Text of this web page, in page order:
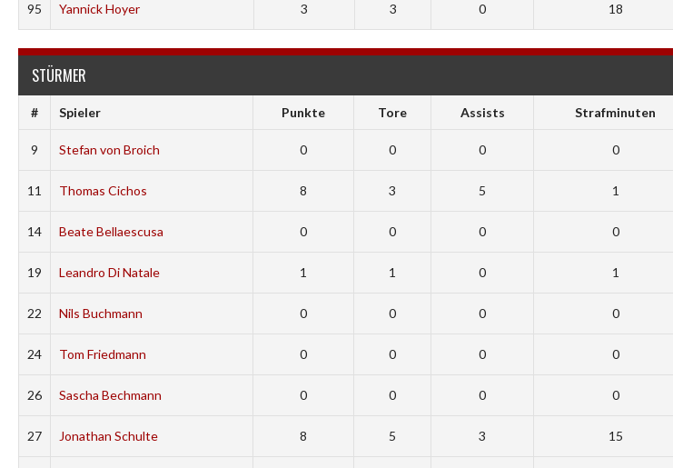
95 Yannick Hoyer 3 3 0 18
STÜRMER
# Spieler Punkte Tore Assists Strafminuten
9 Stefan von Broich 0 0 0 0
11 Thomas Cichos 8 3 5 1
14 Beate Bellaescusa 0 0 0 0
19 Leandro Di Natale 1 1 0 1
22 Nils Buchmann 0 0 0 0
24 Tom Friedmann 0 0 0 0
26 Sascha Bechmann 0 0 0 0
27 Jonathan Schulte 8 5 3 15